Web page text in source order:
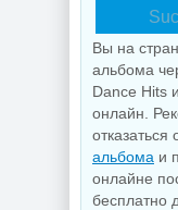
Вы на
альбома
Dance Hits
онлайн.
альбома и
онлайне
бесплатно